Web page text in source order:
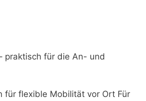
praktisch für die An- und
für flexible Mobilität vor Ort Für